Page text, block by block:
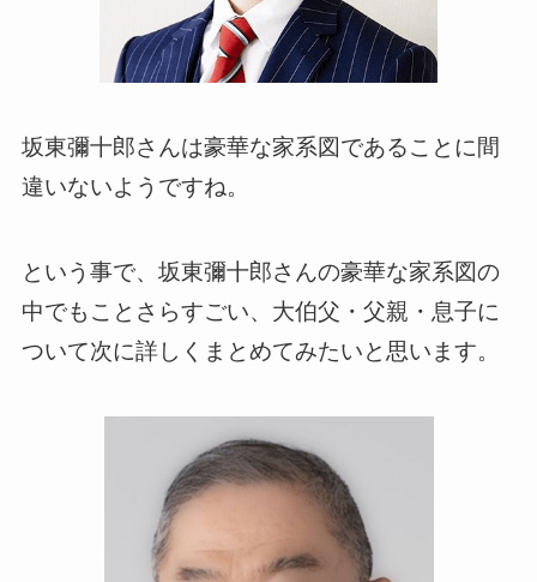
坂東彌十郎さんは豪華な家系図であることに間
違いないようですね。
という事で、坂東彌十郎さんの豪華な家系図の
中でもことさらすごい、大伯父・父親・息子に
ついて次に詳しくまとめてみたいと思います。